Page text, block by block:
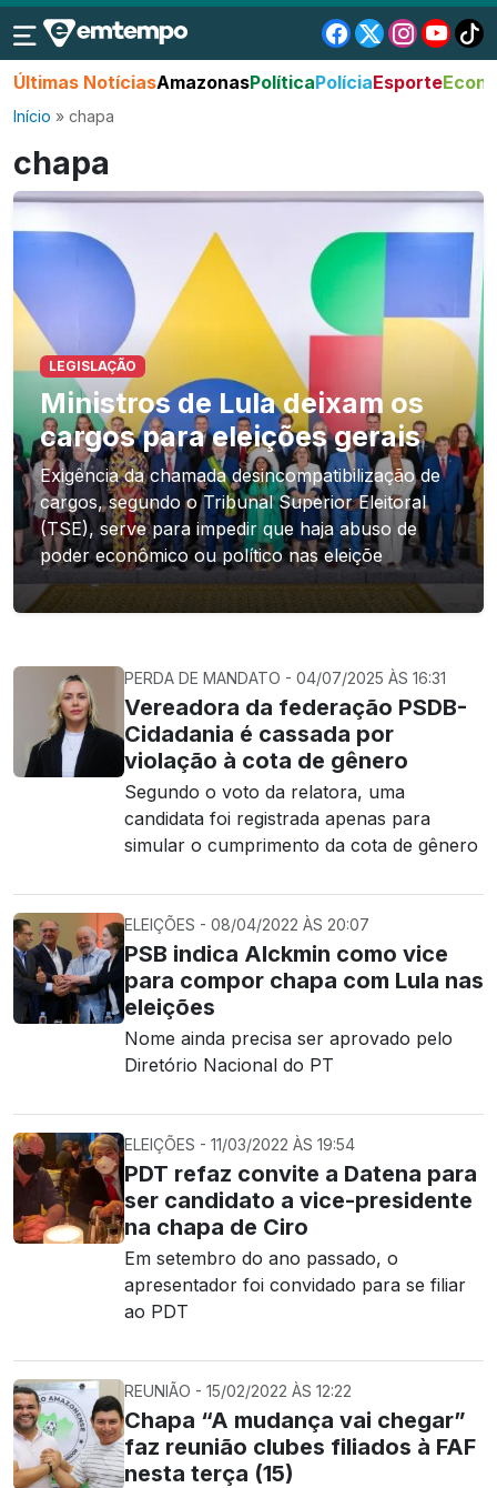
Últimas NotíciasAmazonasPolíticaPolíciaEsporte
Início » chapa
chapa
LEGISLAÇÃO
Ministros de Lula deixam os
cargos para eleições gerais
Exigência da chamada desincompatibilização de
cargos, segundo o Tribunal Superior Eleitoral
(TSE), serve para impedir que haja abuso de
poder econômico ou político nas eleiçõe
PERDA DE MANDATO - 04/07/2025 ÀS 16:31
Vereadora da federação PSDB-
Cidadania é cassada por
violação à cota de gênero
Segundo o voto da relatora, uma
candidata foi registrada apenas para
simular o cumprimento da cota de gênero
ELEIÇÕES - 08/04/2022 ÀS 20:07
PSB indica Alckmin como vice
para compor chapa com Lula nas
eleições
Nome ainda precisa ser aprovado pelo
Diretório Nacional do PT
ELEIÇÕES - 11/03/2022 ÀS 19:54
PDT refaz convite a Datena para
ser candidato a vice-presidente
na chapa de Ciro
Em setembro do ano passado, o
apresentador foi convidado para se filiar
ao PDT
REUNIÃO - 15/02/2022 ÀS 12:22
Chapa “A mudança vai chegar”
faz reunião clubes filiados à FAF
nesta terça (15)